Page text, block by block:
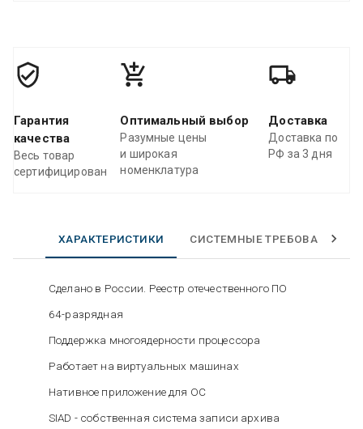
Гарантия
качества
Весь товар
сертифицирован
Оптимальный выбор
Разумные цены
и широкая
номенклатура
Доставка
Доставка по
РФ за 3 дня
ХАРАКТЕРИСТИКИ СИСТЕМНЫЕ ТРЕБОВАНИЯ
Сделано в России. Реестр отечественного ПО
64-разрядная
Поддержка многоядерности процессора
Работает на виртуальных машинах
Нативное приложение для ОС
SIAD - собственная система записи архива